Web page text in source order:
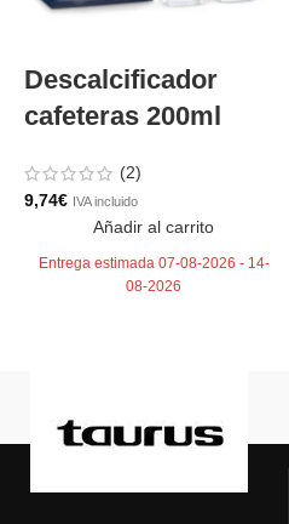
Descalcificador
cafeteras 200ml
(2)
9,74€ IVA incluido
Añadir al carrito
Entrega estimada 07-08-2026 - 14-
08-2026